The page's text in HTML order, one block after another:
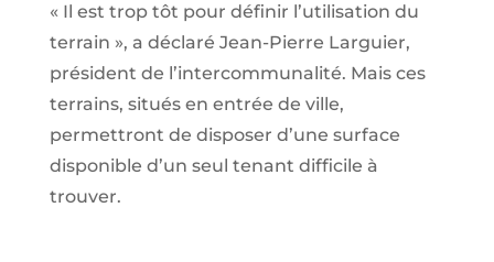
« Il est trop tôt pour définir l’utilisation du
terrain », a déclaré Jean-Pierre Larguier,
président de l’intercommunalité. Mais ces
terrains, situés en entrée de ville,
permettront de disposer d’une surface
disponible d’un seul tenant difficile à
trouver.